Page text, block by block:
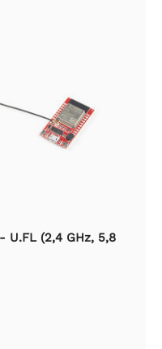
U.FL (2,4 GHz, 5,8